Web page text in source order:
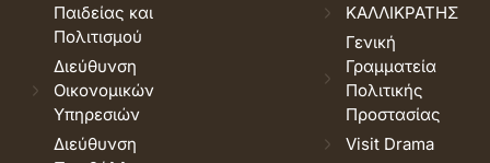
Παιδείας και
Πολιτισμού
Διεύθυνση
Οικονομικών
Υπηρεσιών
Διεύθυνση
ΚΑΛΛΙΚΡΑΤΗΣ
Γενική
Γραμματεία
Πολιτικής
Προστασίας
Visit Drama